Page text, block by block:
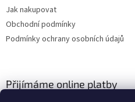
Jak nakupovat
Obchodní podmínky
Podmínky ochrany osobních údajů
Přijímáme online platby